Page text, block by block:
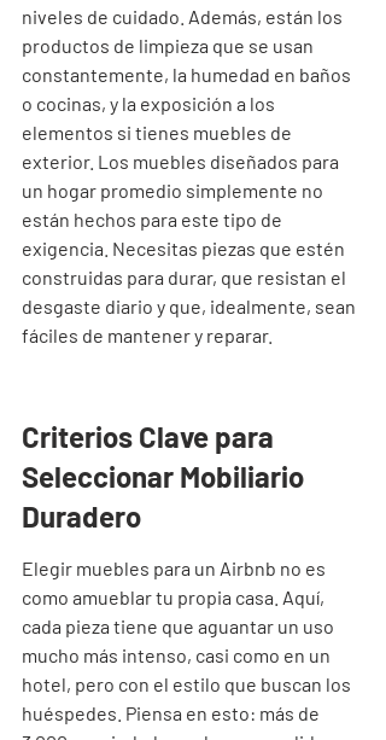
niveles de cuidado. Además, están los
productos de limpieza que se usan
constantemente, la humedad en baños
o cocinas, y la exposición a los
elementos si tienes muebles de
exterior. Los muebles diseñados para
un hogar promedio simplemente no
están hechos para este tipo de
exigencia. Necesitas piezas que estén
construidas para durar, que resistan el
desgaste diario y que, idealmente, sean
fáciles de mantener y reparar.
Criterios Clave para
Seleccionar Mobiliario
Duradero
Elegir muebles para un Airbnb no es
como amueblar tu propia casa. Aquí,
cada pieza tiene que aguantar un uso
mucho más intenso, casi como en un
hotel, pero con el estilo que buscan los
huéspedes. Piensa en esto: más de